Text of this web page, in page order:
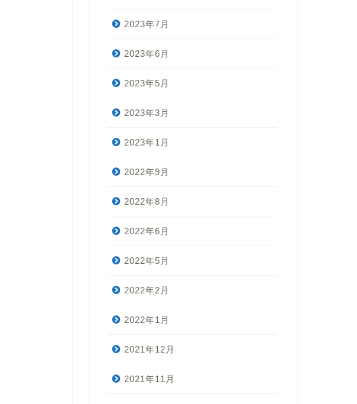
2023年7月
2023年6月
2023年5月
2023年3月
2023年1月
2022年9月
2022年8月
2022年6月
2022年5月
2022年2月
2022年1月
2021年12月
2021年11月